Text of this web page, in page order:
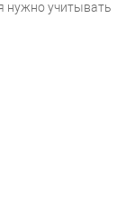
нужно учитывать